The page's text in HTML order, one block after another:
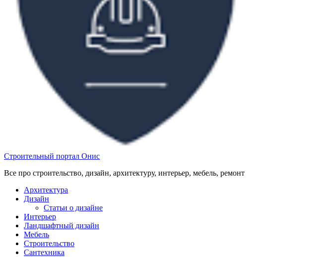
Строительный портал Онис
Все про строительство, дизайн, архитектуру, интерьер, мебель, ремонт
Архитектура
Дизайн
Статьи о дизайне
Интерьер
Ландшафтный дизайн
Мебель
Строительство
Сантехника